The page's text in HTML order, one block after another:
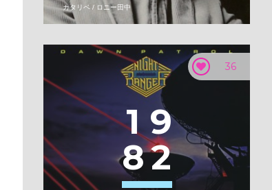
カタリベ / ロニー田中
36
1 9
82